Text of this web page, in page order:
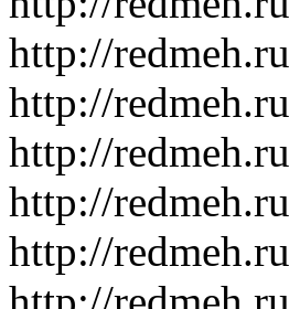
http://
http://
http://
http://
http://